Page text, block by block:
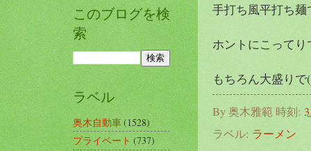
手打ち風平打ち麺
ホントにこって
もちろん大盛りで
By奥木雅範 時刻:
ラベル: ラーメン
このブログを検
索
ラベル
奥木自動車(1528)
プライベート(737)